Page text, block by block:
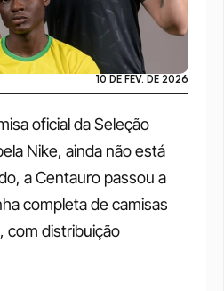
oficial da Seleção
Nike, ainda não está
a Centauro passou a
completa de camisas
com distribuição
10 DE FEV. DE 2026